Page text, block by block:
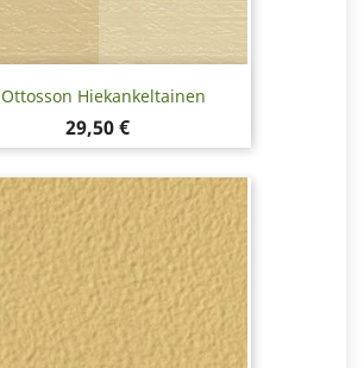
Ottosson Hiekankeltainen
Hinta
29,50 €